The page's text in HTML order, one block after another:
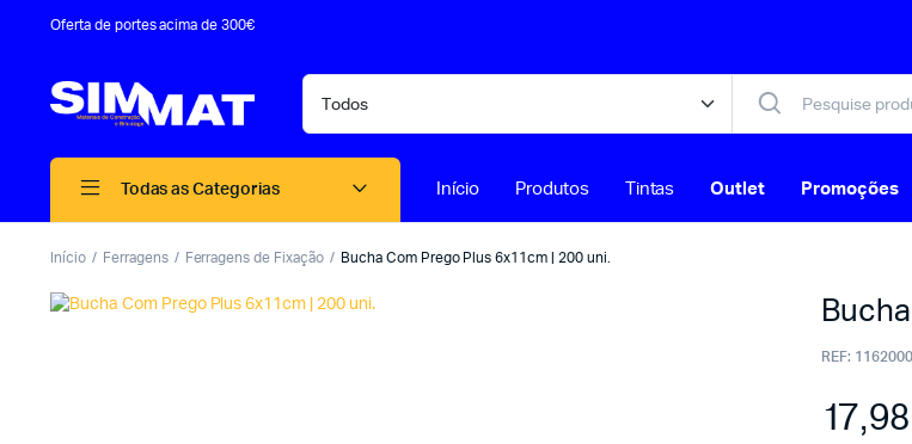
Oferta de portes acima de 300€
Todas as Categorias Início Produtos Tintas Outlet Promoções
Início Ferragens Ferragens de Fixação Bucha Com Prego Plus 6x11cm | 200 uni.
REF:
17,98